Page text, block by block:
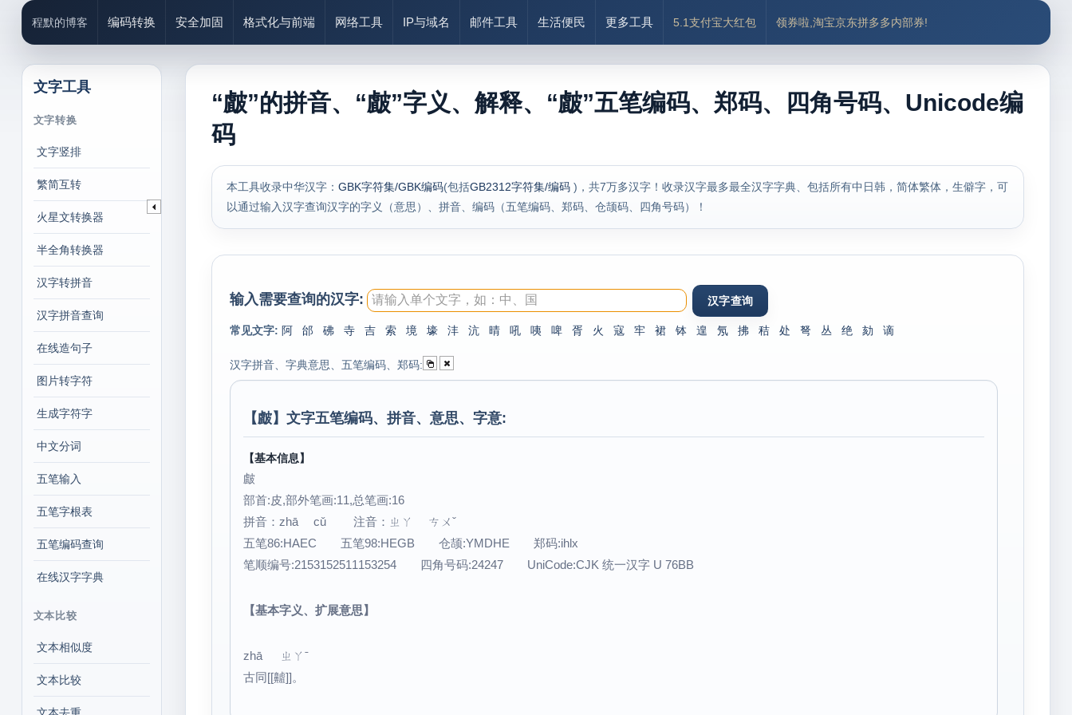
程默的博客 编码转换 安全加固 格式化与前端 网络工具 IP与域名 邮件工具 生活便民 更多工具 5.1支付宝大红包 领券啦,淘宝京东拼多多内部券!
文字工具
文字转换
文字竖排
繁简互转
火星文转换器
半全角转换器
汉字转拼音
汉字拼音查询
在线造句子
图片转字符
生成字符字
中文分词
五笔输入
五笔字根表
五笔编码查询
在线汉字字典
文本比较
文本相似度
文本比较
“皻”的拼音、“皻”字义、解释、“皻”五笔编码、郑码、四角号码、Unicode编
码
本工具收录中华汉字： GBK字符集/GBK编码(包括GB2312字符集/编码 )，共7万多汉字！收录汉字最多最全汉字字典、包括所有中日韩，简体繁体，生僻字，可
以通过输入汉字查询汉字的字义（意思）、拼音、编码（五笔编码、郑码、仓颉码、四角号码）！
输入需要查询的汉字:
常见文字: 阿 邰 砩 寺 吉 索 境 壕 沣 沆 晴 吼 咦 啤 胥 火 寇 牢 裙 钵 遑 氖 拂 秸 处 弩 丛 绝 劾 谪
汉字拼音、字典意思、五笔编码、郑码:
【皻】文字五笔编码、拼音、意思、字意:
【基本信息】
皻
部首:皮,部外笔画:11,总笔画:16
拼音：zhā cǔ 注音：ㄓㄚ ㄘㄨˇ
五笔86:HAEC 五笔98:HEGB 仓颉:YMDHE 郑码:ihlx
笔顺编号:2153152511153254 四角号码:24247 UniCode:CJK 统一汉字 U 76BB
【基本字义、扩展意思】
zhā ㄓㄚˉ
古同[[齇]]。